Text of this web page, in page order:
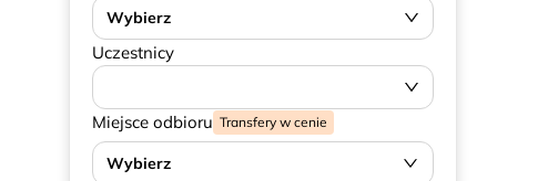
Wybierz
Uczestnicy
Miejsce odbioru Transfery w cenie
Wybierz